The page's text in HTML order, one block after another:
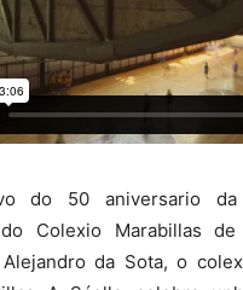
do 50 aniversario da
Colexio Marabillas
da Sota, o